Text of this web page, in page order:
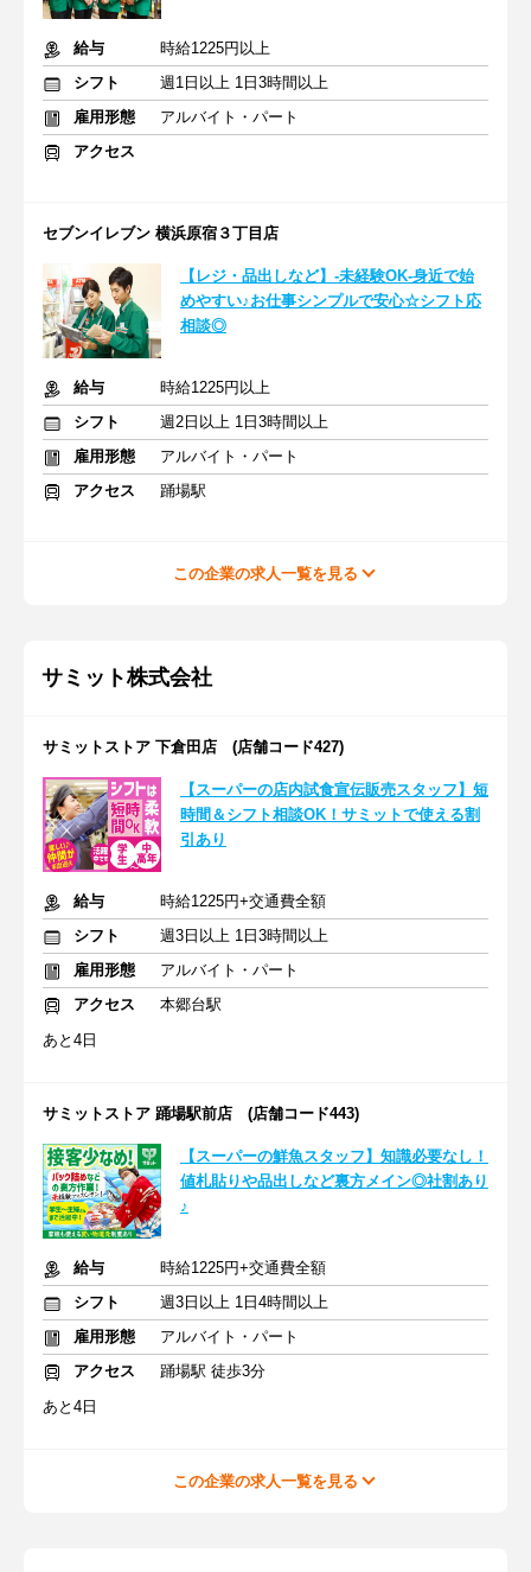
給与
時給1225円以上
シフト
週1日以上 1日3時間以上
雇用形態
アルバイト・パート
アクセス
セブンイレブン 横浜原宿３丁目店
【レジ・品出しなど】-未経験OK-身近で始
めやすい♪お仕事シンプルで安心☆シフト応
相談◎
給与
時給1225円以上
シフト
週2日以上 1日3時間以上
雇用形態
アルバイト・パート
アクセス
踊場駅
この企業の求人一覧を見る
サミット株式会社
サミットストア 下倉田店 (店舗コード427)
【スーパーの店内試食宣伝販売スタッフ】短
時間＆シフト相談OK！サミットで使える割
引あり
給与
時給1225円+交通費全額
シフト
週3日以上 1日3時間以上
雇用形態
アルバイト・パート
アクセス
本郷台駅
あと4日
サミットストア 踊場駅前店 (店舗コード443)
【スーパーの鮮魚スタッフ】知識必要なし！
値札貼りや品出しなど裏方メイン◎社割あり
♪
給与
時給1225円+交通費全額
シフト
週3日以上 1日4時間以上
雇用形態
アルバイト・パート
アクセス
踊場駅 徒歩3分
あと4日
この企業の求人一覧を見る